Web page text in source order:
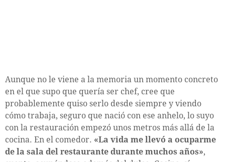
Aunque no le viene a la memoria un momento concreto
en el que supo que quería ser chef, cree que
probablemente quiso serlo desde siempre y viendo
cómo trabaja, seguro que nació con ese anhelo, lo suyo
con la restauración empezó unos metros más allá de la
cocina. En el comedor. «La vida me llevó a ocuparme
de la sala del restaurante durante muchos años»,